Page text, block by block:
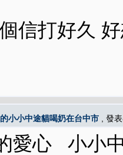
信打好久
小小中途貓喝奶在台中市 , 發
愛心 小小